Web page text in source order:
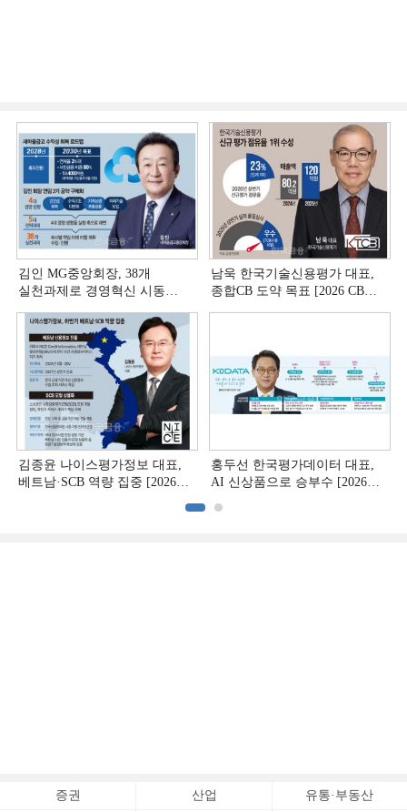
김인 MG중앙회장, 38개
실천과제로 경영혁신 시동
남욱 한국기술신용평가 대표,
종합CB 도약 목표 [2026 CB사
김종윤 나이스평가정보 대표,
베트남·SCB 역량 집중 [2026
홍두선 한국평가데이터 대표,
AI 신상품으로 승부수 [2026
증권 산업 유통·부동산